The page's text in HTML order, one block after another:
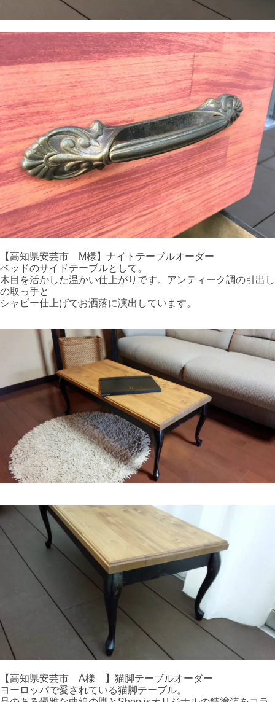
【高知県安芸市 M様】ナイトテーブルオーダー
ベッドのサイドテーブルとして。
木目を活かした温かい仕上がりです。アンティーク調の引出し
の取っ手と
シャビー仕上げでお洒落に演出しています。
【高知県安芸市 A様 】猫脚テーブルオーダー
ヨーロッパで愛されている猫脚テーブル。